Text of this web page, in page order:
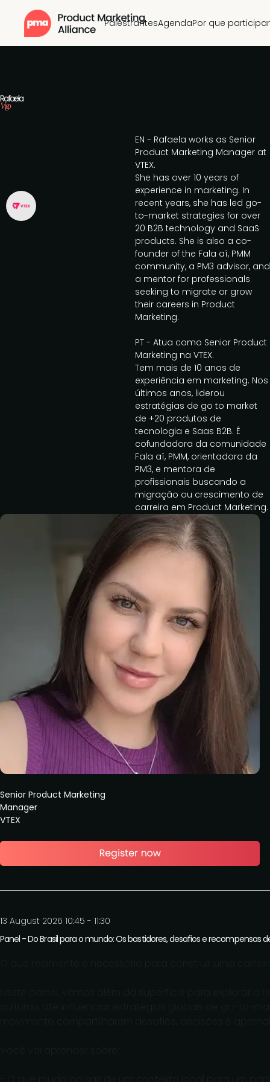
PalestrantesAgendaPor que participar
Rafaela
Vigo
Senior Product Marketing
Manager
VTEX
EN - Rafaela works as Senior
Product Marketing Manager at
VTEX.
She has over 10 years of
experience in marketing. In
recent years, she has led go-
to-market strategies for over
20 B2B technology and SaaS
products. She is also a co-
founder of the Fala aí, PMM
community, a PM3 advisor, and
a mentor for professionals
seeking to migrate or grow
their careers in Product
Marketing.
PT - Atua como Senior Product
Marketing na VTEX.
Tem mais de 10 anos de
experiência em marketing. Nos
últimos anos, liderou
estratégias de go to market
de +20 produtos de
tecnologia e Saas B2B. É
cofundadora da comunidade
Fala aí, PMM, orientadora da
PM3, e mentora de
profissionais buscando a
migração ou crescimento de
carreira em Product Marketing.
13 August 2026 10:45 - 11:30
Panel - Do Brasil para o mundo: Os bastidores, desafios e recompensas